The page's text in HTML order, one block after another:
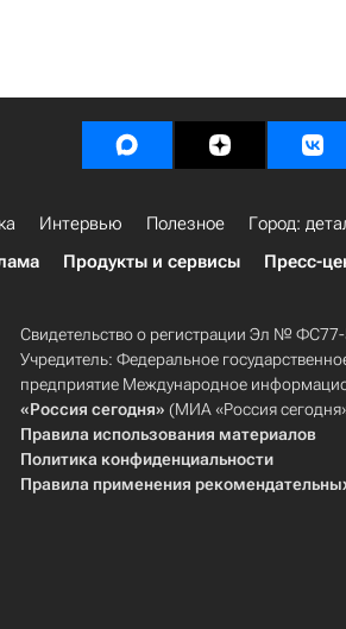
Интервью Полезное Город:
Продукты и сервисы Пресс-
Свидетельство о регистрации Эл №
Учредитель: Федеральное
предприятие Международное
«Россия сегодня» (МИА «Россия
Правила использования материалов
Политика конфиденциальности
Правила применения